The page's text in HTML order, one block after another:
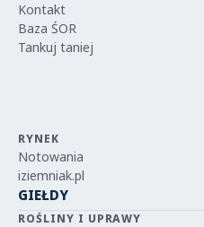
Kontakt
Baza ŚOR
Tankuj taniej
RYNEK
Notowania
iziemniak.pl
GIEŁDY
ROŚLINY I UPRAWY